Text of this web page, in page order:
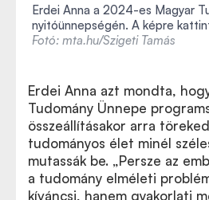
Erdei Anna a 2024-es Magyar
nyitóünnepségén. A képre
Fotó: mta.hu/Szigeti Tamás
Erdei Anna azt mondta,
Tudomány Ünnepe
összeállításakor arra
tudományos élet minél
mutassák be. „Persze az
a tudomány elméleti
kíváncsi, hanem gyakorlati